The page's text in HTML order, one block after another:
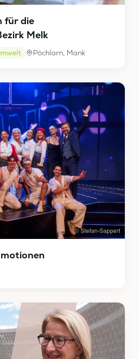
für die
Melk
Pöchlarn, Mank